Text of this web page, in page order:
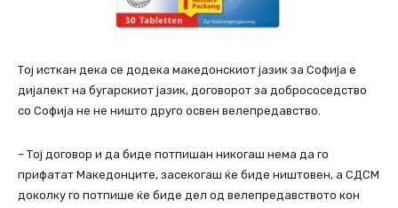
Тој исткан дека се додека македонскиот јазик за Софија е
дијалект на бугарскиот јазик, договорот за добрососедство
со Софија не не ништо друго освен велепредавство.
– Тој договор и да биде потпишан никогаш нема да го
прифатат Македонците, засекогаш ќе биде ништовен, а СДСМ
доколку го потпише ќе биде дел од велепредавството кон